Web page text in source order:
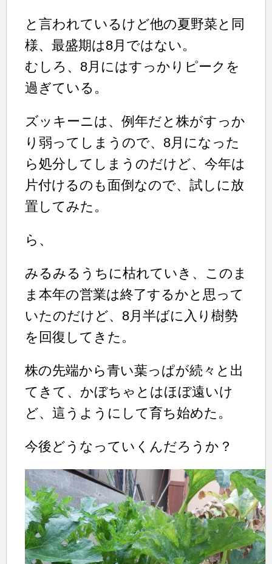
と言われているけど他の夏野菜と同
様、最盛期は8月ではない。
むしろ、8月にはすっかりピークを
過ぎている。
ズッキーニは、例年だと株がすっか
り弱ってしまうので、8月になった
ら処分してしまうのだけど、今年は
片付けるのも面倒なので、試しに放
置してみた。
ら、
みるみるうちに枯れていき、このま
ま本年の営業は終了するかと思って
いたのだけど、8月半ばに入り樹勢
を回復してきた。
株の先端から青い葉っぱが続々と出
てきて、かぼちゃとはほぼ遠いけ
ど、這うようにして育ち始めた。
今後どうなっていくんだろうか？